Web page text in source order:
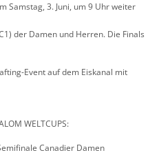
Samstag, 3. Juni, um 9 Uhr weiter
der Damen und Herren. Die Finals
-Event auf dem Eiskanal mit
WELTCUPS:
Canadier Damen